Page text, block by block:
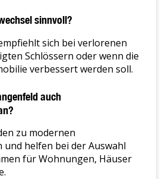
sinnvoll?
sich bei verlorenen
Schlössern oder wenn die
verbessert werden soll.
auch
zu modernen
helfen bei der Auswahl
für Wohnungen, Häuser